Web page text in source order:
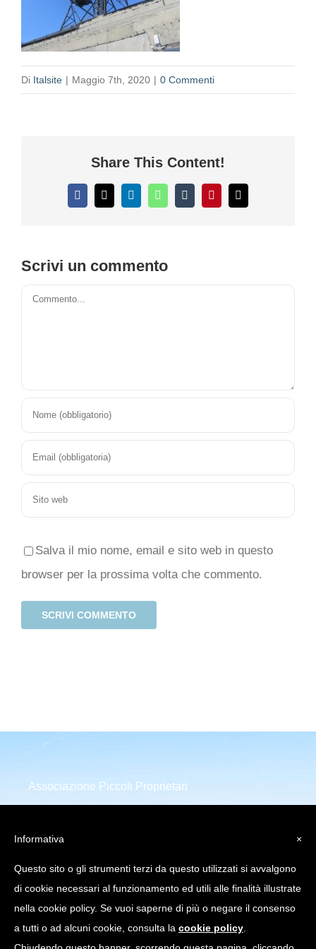
Di Italsite | Maggio 7th, 2020 | 0 Commenti
Share This Content!
Facebook
X LinkedInWhatsAppTumblrPinterestEmail
Scrivi un commento
Commento
Salva il mio nome, email e sito web in questo
browser per la prossima volta che commento.
Associazione Piccoli Proprietari
20124 Milano (MI)
C.Fiscale: 97751640158
info@appice.it |
×
Informativa
Questo sito o gli strumenti terzi da questo utilizzati si avvalgono
di cookie necessari al funzionamento ed utili alle finalità illustrate
nella cookie policy. Se vuoi saperne di più o negare il consenso
a tutti o ad alcuni cookie, consulta la cookie policy